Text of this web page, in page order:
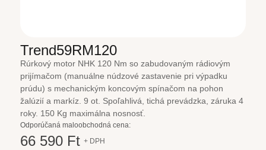
Trend59RM120
Rúrkový motor NHK 120 Nm so zabudovaným rádiovým
prijímačom (manuálne núdzové zastavenie pri výpadku
prúdu) s mechanickým koncovým spínačom na pohon
žalúzií a markíz. 9 ot. Spoľahlivá, tichá prevádzka, záruka 4
roky. 150 Kg maximálna nosnosť.
Odporúčaná maloobchodná cena:
66 590 Ft + DPH